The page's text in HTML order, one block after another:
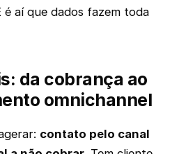
aí que dados fazem toda
da cobrança ao
omnichannel
contato pelo canal